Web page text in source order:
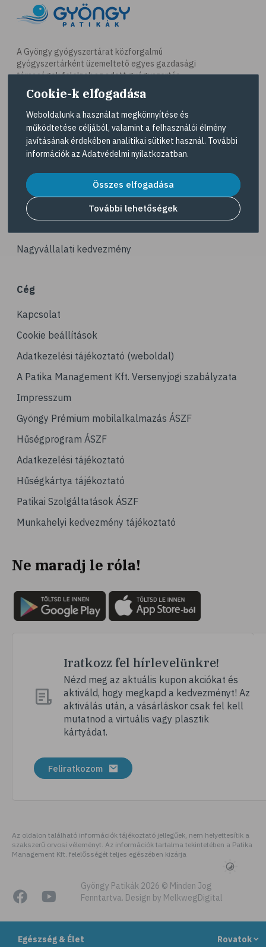
Egészség & Élet Rovatok
# étkezési napló
# Vitaminok
# hal
# egészséges táplálkozás
# omega-3
# A-vitamin
# ásványi anyagok
# magas vérnyomás
# vérnyomásmérés
# kardiológia
# szív- és érrendszer
# vérnyomáscsökkentés
# nátha
# megfázás
# influenza
# fertőző betegségek
# C-vitamin
# immunrendszer
# immunerősítés
# szellőztetés
# kézmosás
# Egészségmegőrzés
# Borbás Marcsi
# Gasztroangyal
# smoothie
# arctisztítás
# folyadékfogyasztás
# hasmenés
# ápolás
# akut betegség
# cukorbetegség
# szűrővizsgálatok
# túlsúly
# mammográfia
# EKG
A Gyöngy gyógyszertárat közforgalmú
gyógyszertárként üzemeltető egyes gazdasági
társaságok felelnek az adott gyógyszertár
működésért. A Gyöngy gyógyszertárak listáját és
elérhetőségeit a Gyógyszertár kereső
tekintheti meg.
Navigáció
Dermokozmetikumok
Gyöngy Patika Magazin
Nagyvállalati kedvezmény
Cég
Kapcsolat
Cookie beállítások
Adatkezelési tájékoztató (weboldal)
A Patika Management Kft. Versenyjogi szabályzata
Impresszum
Gyöngy Prémium mobilalkalmazás ÁSZF
Hűségprogram ÁSZF
Adatkezelési tájékoztató
Hűségkártya tájékoztató
Patikai Szolgáltatások ÁSZF
Munkahelyi kedvezmény tájékoztató
Ne maradj le róla!
Iratkozz fel hírlevelünkre!
Nézd meg az aktuális kupon akciókat és
aktiváld, hogy megkapd a kedvezményt! Az
aktiválás után, a vásárláskor csak fel kell
mutatnod a virtuális vagy plasztik
kártyádat.
Feliratkozom
Az oldalon található információk tájékoztató jellegűek, nem helyettesítik a
szakszerű orvosi véleményt. Az információk tartalma tekintetében a Patika
Management Kft. felelősségét teljes egészében kizárja
Gyöngy Patikák 2026 © Minden Jog
Fenntartva. Design by MelkwegDigital
Cookie-k elfogadása
Weboldalunk a használat megkönnyítése és
működtetése céljából, valamint a felhasználói élmény
javításának érdekében analitikai sütiket használ. További
információk az Adatvédelmi nyilatkozatban.
Összes elfogadása
További lehetőségek